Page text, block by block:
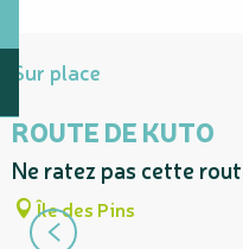
Sur place
ROUTE DE KUTO
Ne ratez pas cette
Île des Pins